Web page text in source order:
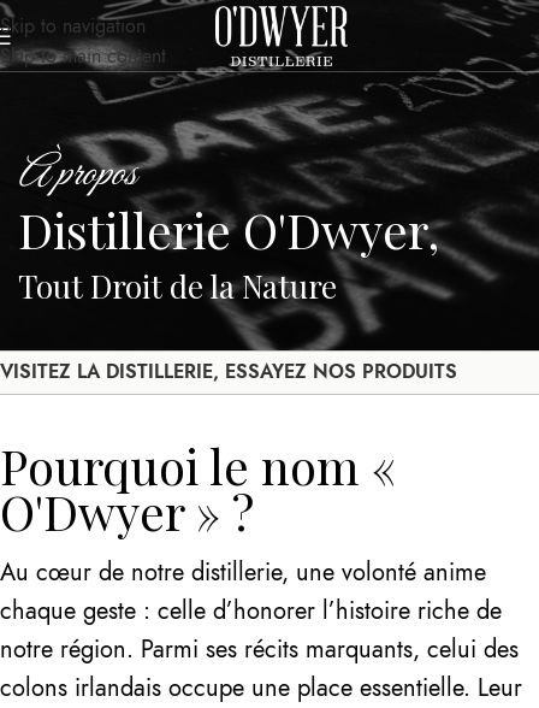
Skip to navigation
Skip to main content
À propos
Distillerie O'Dwyer,
Tout Droit de la Nature
VISITEZ LA DISTILLERIE, ESSAYEZ NOS PRODUITS
Pourquoi le nom «
O'Dwyer » ?
Au cœur de notre distillerie, une volonté anime
chaque geste : celle d’honorer l’histoire riche de
notre région. Parmi ses récits marquants, celui des
colons irlandais occupe une place essentielle. Leur